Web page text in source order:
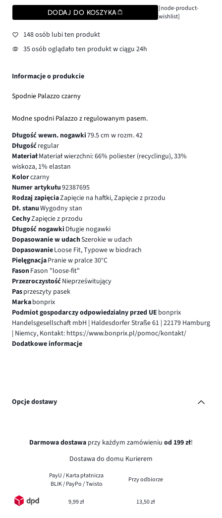
DODAJ DO KOSZYKA
[node-product-
wishlist]
148 osób lubi ten produkt
35 osób oglądało ten produkt w ciągu 24h
Informacje o produkcie
Spodnie Palazzo czarny
Modne spodni Palazzo z regulowanym pasem.
Długość wewn. nogawki79.5 cm w rozm. 42
Długośćregular
MateriałMateriał wierzchni: 66% poliester (recyclingu), 33%
wiskoza, 1% elastan
Kolorczarny
Numer artykułu92387695
Rodzaj zapięciaZapięcie na haftki, Zapięcie z przodu
Dł. stanuWygodny stan
CechyZapięcie z przodu
Długość nogawki Długie nogawki
Dopasowanie w udachSzerokie w udach
DopasowanieLoose Fit, Typowe w biodrach
PielęgnacjaPranie w pralce 30°C
FasonFason "loose-fit"
PrzezroczystośćNieprześwitujący
Pasprzeszyty pasek
Markabonprix
Podmiot gospodarczy odpowiedzialny przed UE bonprix
Handelsgesellschaft mbH | Haldesdorfer Straße 61 | 22179 Hamburg
| Niemcy, Kontakt: https://www.bonprix.pl/pomoc/kontakt/
Dodatkowe informacje
Opcje dostawy
Darmowa dostawa przy każdym zamówieniu od 199 zł!
Dostawa do domu Kurierem
PayU / Karta płatnicza
BLIK / PayPo / Twisto
Przy odbiorze
9,99 zł 13,50 zł